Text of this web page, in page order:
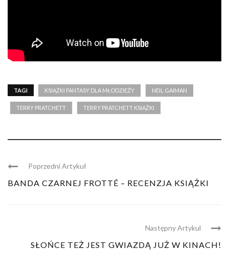
TAGI KSIĄŻKI FANTASY DLA MŁODZIEŻY NEIL GAIMAN
TERRY PRATCHETT TERRY PRATCHETT KSIĄŻKI
Poprzedni Artykuł
BANDA CZARNEJ FROTTÉ – RECENZJA KSIĄŻKI
Następny Artykul
SŁOŃCE TEŻ JEST GWIAZDĄ JUŻ W KINACH!